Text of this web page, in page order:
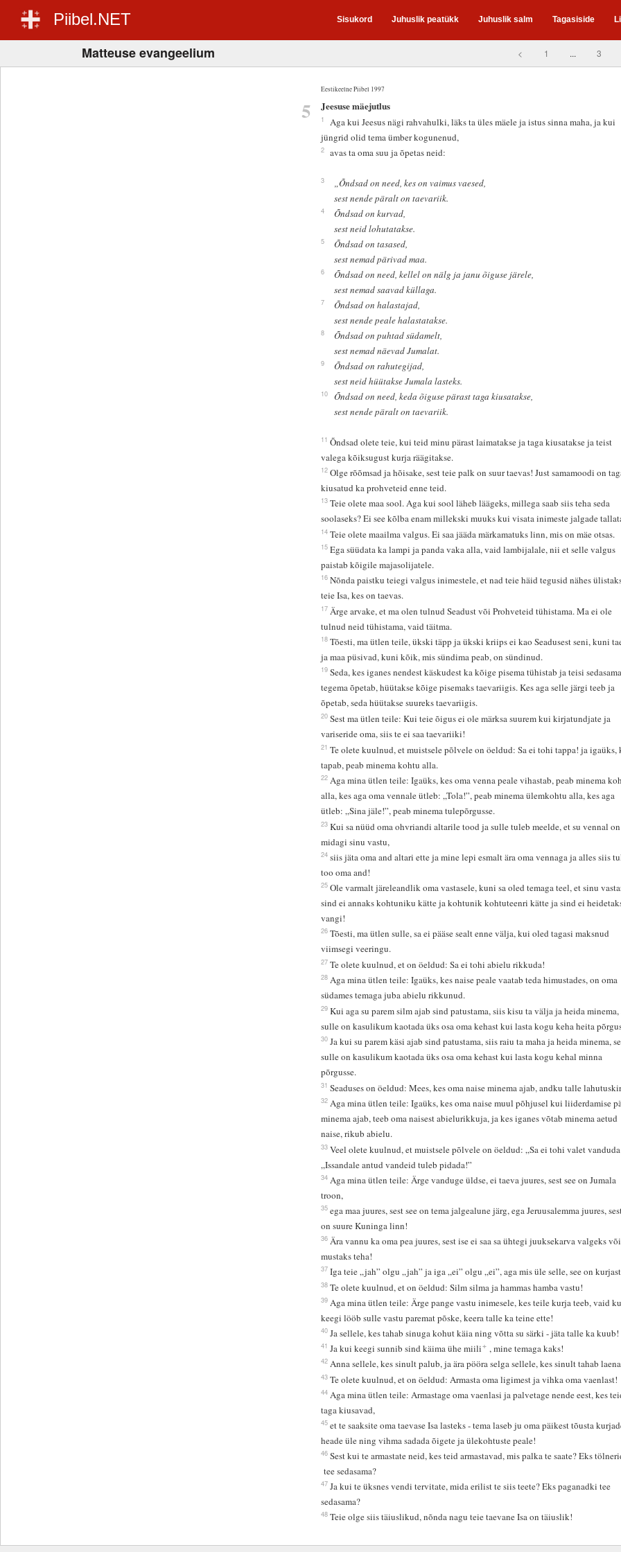
Piibel.NET Sisukord Juhuslik peatükk Juhuslik salm Tagasiside
Matteuse evangeelium < 1 ... 3
Eestikeelne Piibel 1997
5 Jeesuse mäejutlus
1
Aga kui Jeesus nägi rahvahulki, läks ta üles mäele ja istus sinna maha, ja kui
jüngrid olid tema ümber kogunenud,
2 avas ta oma suu ja õpetas neid:
3
„Õndsad on need, kes on vaimus vaesed,
sest nende päralt on taevariik.
4
Õndsad on kurvad,
sest neid lohutatakse.
5
Õndsad on tasased,
sest nemad pärivad maa.
6
Õndsad on need, kellel on nälg ja janu õiguse järele,
sest nemad saavad küllaga.
7
Õndsad on halastajad,
sest nende peale halastatakse.
8
Õndsad on puhtad südamelt,
sest nemad näevad Jumalat.
9
Õndsad on rahutegijad,
sest neid hüütakse Jumala lasteks.
10
Õndsad on need, keda õiguse pärast taga kiusatakse,
sest nende päralt on taevariik.
11 Õndsad olete teie, kui teid minu pärast laimatakse ja taga kiusatakse ja teist
valega kõiksugust kurja räägitakse.
12 Olge rõõmsad ja hõisake, sest teie palk on suur taevas! Just samamoodi on
kiusatud ka prohveteid enne teid.
13 Teie olete maa sool. Aga kui sool läheb läägeks, millega saab siis teha seda
soolaseks? Ei see kõlba enam millekski muuks kui visata inimeste jalgade
14 Teie olete maailma valgus. Ei saa jääda märkamatuks linn, mis on mäe otsas.
15 Ega süüdata ka lampi ja panda vaka alla, vaid lambijalale, nii et selle valgus
paistab kõigile majasolijatele.
16 Nõnda paistku teiegi valgus inimestele, et nad teie häid tegusid nähes
teie Isa, kes on taevas.
17 Ärge arvake, et ma olen tulnud Seadust või Prohveteid tühistama. Ma ei ole
tulnud neid tühistama, vaid täitma.
18 Tõesti, ma ütlen teile, ükski täpp ja ükski kriips ei kao Seadusest seni, kuni
ja maa püsivad, kuni kõik, mis sündima peab, on sündinud.
19 Seda, kes iganes nendest käskudest ka kõige pisema tühistab ja teisi sedasama
tegema õpetab, hüütakse kõige pisemaks taevariigis. Kes aga selle järgi teeb ja
õpetab, seda hüütakse suureks taevariigis.
20 Sest ma ütlen teile: Kui teie õigus ei ole märksa suurem kui kirjatundjate ja
variseride oma, siis te ei saa taevariiki!
21 Te olete kuulnud, et muistsele põlvele on öeldud: Sa ei tohi tappa! ja igaüks,
tapab, peab minema kohtu alla.
22 Aga mina ütlen teile: Igaüks, kes oma venna peale vihastab, peab minema
alla, kes aga oma vennale ütleb: „Tola!”, peab minema ülemkohtu alla, kes aga
ütleb: „Sina jäle!”, peab minema tulepõrgusse.
23 Kui sa nüüd oma ohvriandi altarile tood ja sulle tuleb meelde, et su vennal on
midagi sinu vastu,
24 siis jäta oma and altari ette ja mine lepi esmalt ära oma vennaga ja alles siis
too oma and!
25 Ole varmalt järeleandlik oma vastasele, kuni sa oled temaga teel, et sinu
sind ei annaks kohtuniku kätte ja kohtunik kohtuteenri kätte ja sind ei
vangi!
26 Tõesti, ma ütlen sulle, sa ei pääse sealt enne välja, kui oled tagasi maksnud
viimsegi veeringu.
27 Te olete kuulnud, et on öeldud: Sa ei tohi abielu rikkuda!
28 Aga mina ütlen teile: Igaüks, kes naise peale vaatab teda himustades, on oma
südames temaga juba abielu rikkunud.
29 Kui aga su parem silm ajab sind patustama, siis kisu ta välja ja heida minema,
sulle on kasulikum kaotada üks osa oma kehast kui lasta kogu keha heita
30 Ja kui su parem käsi ajab sind patustama, siis raiu ta maha ja heida minema,
sulle on kasulikum kaotada üks osa oma kehast kui lasta kogu kehal minna
põrgusse.
31 Seaduses on öeldud: Mees, kes oma naise minema ajab, andku talle
32 Aga mina ütlen teile: Igaüks, kes oma naise muul põhjusel kui liiderdamise
minema ajab, teeb oma naisest abielurikkuja, ja kes iganes võtab minema aetud
naise, rikub abielu.
33 Veel olete kuulnud, et muistsele põlvele on öeldud: „Sa ei tohi valet
„Issandale antud vandeid tuleb pidada!”
34 Aga mina ütlen teile: Ärge vanduge üldse, ei taeva juures, sest see on Jumala
troon,
35 ega maa juures, sest see on tema jalgealune järg, ega Jeruusalemma juures,
on suure Kuninga linn!
36 Ära vannu ka oma pea juures, sest ise ei saa sa ühtegi juuksekarva valgeks või
mustaks teha!
37 Iga teie „jah” olgu „jah” ja iga „ei” olgu „ei”, aga mis üle selle, see on
38 Te olete kuulnud, et on öeldud: Silm silma ja hammas hamba vastu!
39 Aga mina ütlen teile: Ärge pange vastu inimesele, kes teile kurja teeb, vaid
keegi lööb sulle vastu paremat põske, keera talle ka teine ette!
40 Ja sellele, kes tahab sinuga kohut käia ning võtta su särki - jäta talle ka kuub!
41 Ja kui keegi sunnib sind käima ühe miili+, mine temaga kaks!
42 Anna sellele, kes sinult palub, ja ära pööra selga sellele, kes sinult tahab
43 Te olete kuulnud, et on öeldud: Armasta oma ligimest ja vihka oma vaenlast!
44 Aga mina ütlen teile: Armastage oma vaenlasi ja palvetage nende eest, kes
taga kiusavad,
45 et te saaksite oma taevase Isa lasteks - tema laseb ju oma päikest tõusta
heade üle ning vihma sadada õigete ja ülekohtuste peale!
46 Sest kui te armastate neid, kes teid armastavad, mis palka te saate? Eks
tee sedasama?
47 Ja kui te üksnes vendi tervitate, mida erilist te siis teete? Eks paganadki tee
sedasama?
48 Teie olge siis täiuslikud, nõnda nagu teie taevane Isa on täiuslik!